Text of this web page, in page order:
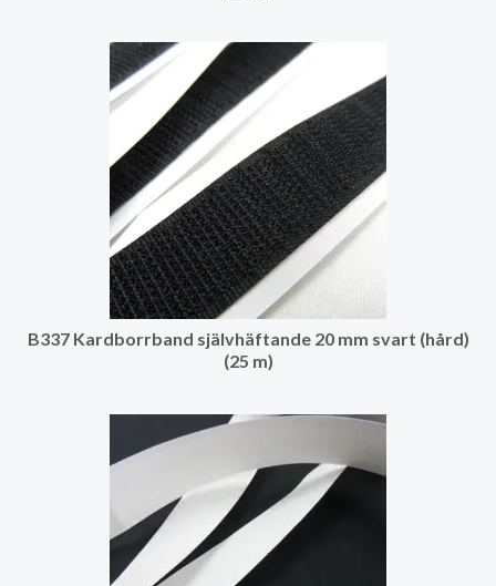
B337 Kardborrband självhäftande 20 mm svart (hård)
(25 m)